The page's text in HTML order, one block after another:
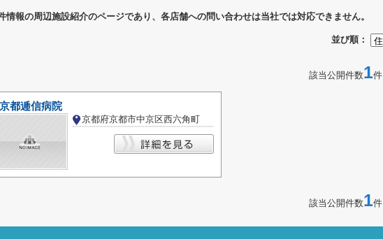
情報の周辺施設紹介のページであり、各店舗への問い合わせは当社では対応できません。
並び順：
該当公開件数1件
京都逓信病院
京都府京都市中京区西六角町
該当公開件数1件